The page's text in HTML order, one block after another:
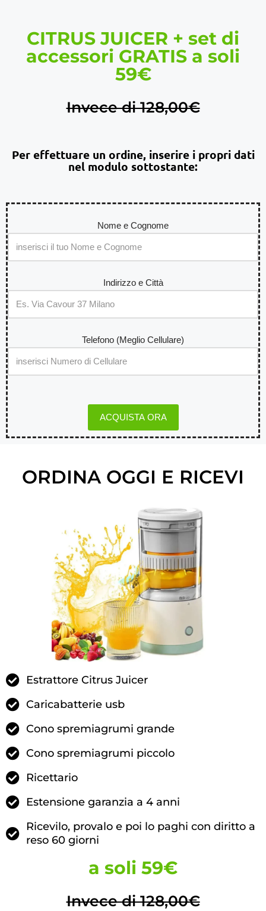
CITRUS JUICER + set di
accessori GRATIS a soli
59€
Invece di 128,00€
Per effettuare un ordine, inserire i propri dati
nel modulo sottostante:
Nome e Cognome
Indirizzo e Città
Telefono (Meglio Cellulare)
ORDINA OGGI E RICEVI
Estrattore Citrus Juicer
Caricabatterie usb
Cono spremiagrumi grande
Cono spremiagrumi piccolo
Ricettario
Estensione garanzia a 4 anni
Ricevilo, provalo e poi lo paghi con diritto a
reso 60 giorni
a soli 59€
Invece di 128,00€